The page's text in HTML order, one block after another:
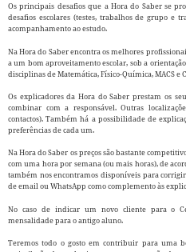
Os principais desafios que a Hora do Saber se
desafios escolares (testes, trabalhos de grupo
acompanhamento ao estudo.
Na Hora do Saber encontra os melhores
a um bom aproveitamento escolar, sob a
disciplinas de Matemática, Físico-Química, MACS e
Os explicadores da Hora do Saber prestam os
combinar com a responsável. Outras
contactos). Também há a possibilidade de
preferências de cada um.
Na Hora do Saber os preços são bastante
com uma hora por semana (ou mais horas), de
também nos encontramos disponíveis para
de email ou WhatsApp como complemento às
No caso de indicar um novo cliente para o
mensalidade para o antigo aluno.
Teremos todo o gosto em contribuir para uma